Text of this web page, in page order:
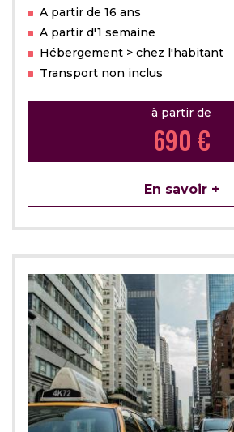
A partir de 16 ans
A partir d'1 semaine
Hébergement > chez l'habitant
Transport non inclus
à partir de
690 €
En savoir +